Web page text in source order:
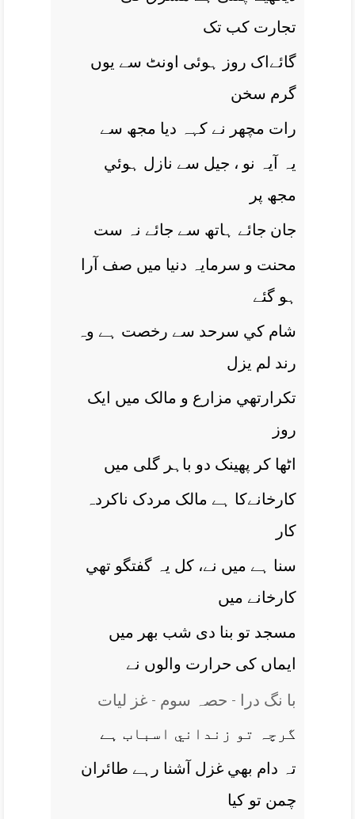
تجارت کب تک
گائےاک روز ہوئی اونٹ سے يوں
گرم سخن
رات مچھر نے کہہ ديا مجھ سے
يہ آيہ نو ، جيل سے نازل ہوئي
مجھ پر
جان جائے ہاتھ سے جائے نہ ست
محنت و سرمايہ دنيا ميں صف آرا
ہو گئے
شام کي سرحد سے رخصت ہے وہ
رند لم يزل
تکرارتھي مزارع و مالک ميں ايک
روز
اٹھا کر پھينک دو باہر گلی ميں
کارخانےکا ہے مالک مردک ناکردہ
کار
سنا ہے ميں نے، کل يہ گفتگو تھي
کارخانے ميں
مسجد تو بنا دی شب بھر ميں
ايماں کی حرارت والوں نے
با نگ درا - حصہ سوم - غز ليات
گرچہ تو زنداني اسباب ہے
تہ دام بھي غزل آشنا رہے طائران
چمن تو کيا